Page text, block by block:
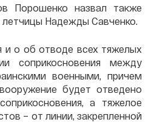
Порошенко назвал также
Надежды Савченко.
и о об отводе всех тяжелых
соприкосновения между
военными, причем
будет отведено
а тяжелое
– от линии, закрепленной